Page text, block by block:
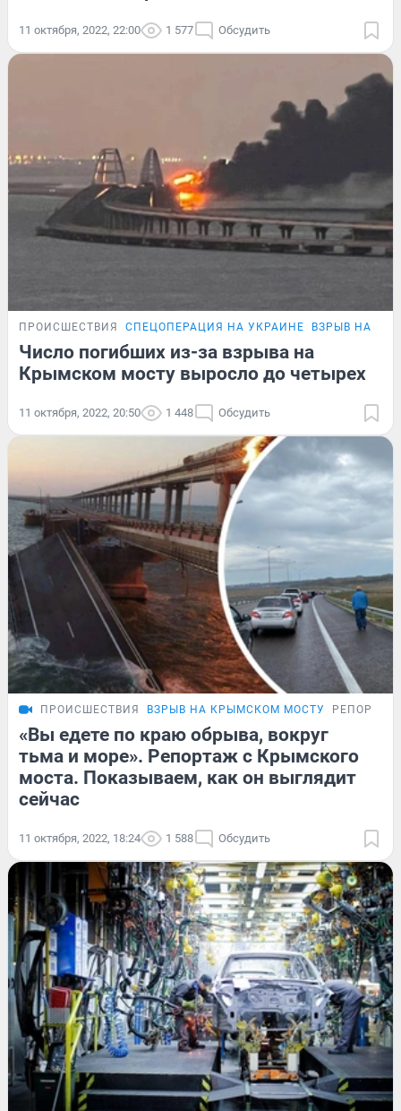
11 октября, 2022, 22:00 1 577 Обсудить
ПРОИСШЕСТВИЯ СПЕЦОПЕРАЦИЯ НА УКРАИНЕ ВЗРЫВ НА
Число погибших из-за взрыва на
Крымском мосту выросло до четырех
11 октября, 2022, 20:50 1 448 Обсудить
ПРОИСШЕСТВИЯ ВЗРЫВ НА КРЫМСКОМ МОСТУ РЕПОРТАЖ
«Вы едете по краю обрыва, вокруг
тьма и море». Репортаж с Крымского
моста. Показываем, как он выглядит
сейчас
11 октября, 2022, 18:24 1 588 Обсудить